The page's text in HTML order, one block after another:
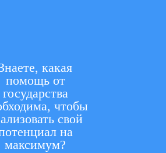
какая
помощь от
государства
чтобы
свой
на
максимум?